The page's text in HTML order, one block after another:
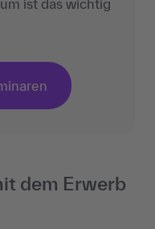
ist das wichtig
dem Erwerb